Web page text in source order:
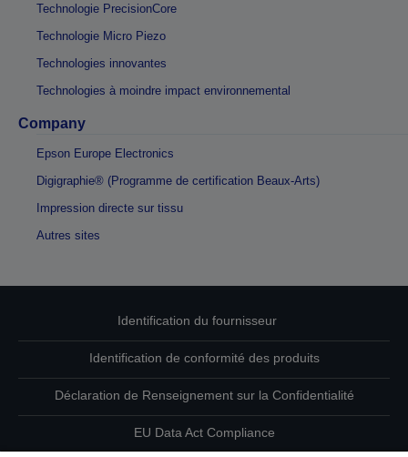
Technologie PrecisionCore
Technologie Micro Piezo
Technologies innovantes
Technologies à moindre impact environnemental
Company
Epson Europe Electronics
Digigraphie® (Programme de certification Beaux-Arts)
Impression directe sur tissu
Autres sites
Identification du fournisseur
Identification de conformité des produits
Déclaration de Renseignement sur la Confidentialité
EU Data Act Compliance